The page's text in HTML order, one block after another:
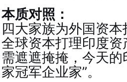
本质对照：
四大家族为外国资
全球资本打理印度
需遮遮掩掩，今天
家冠军企业家”。